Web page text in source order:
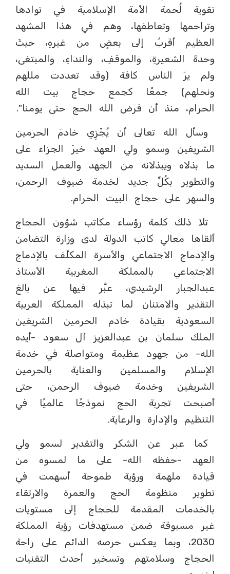
تقوية لُحمة الأمة الإسلامية في توادها
وتراحمها وتعاطفها، وهم في هذا المشهد
العظيم أقربُ إلى بعضٍ من غيرهِ، حيثَ
وحدةَ الشعيرةِ، والموقفِ، والنداءِ، والمبتغى،
ولم يرَ الناس كافة (وقد تعددت مللهم
ونحلهم) جمعًا كجمع حجاج بيت الله
الحرام، منذ أن فرض الله الحج حتى يومنا".
وسأل الله تعالى أن يُجْزِي خادمَ الحرمين
الشريفين وسمو ولي العهد خيرَ الجزاء على
ما بذلاه ويبذلانه من الجهد والعمل السديد
والتطوير بكُلِّ جديد لخدمة ضيوف الرحمن،
والسهر على حجاج البيت الحرام.
تلا ذلك كلمة رؤساء مكاتب شؤون الحجاج
ألقاها معالي كاتب الدولة لدى وزارة التضامن
والإدماج الاجتماعي والأسرة المكلَّف بالإدماج
الاجتماعي بالمملكة المغربية الأستاذ
عبدالجبار الرشيدي، عبَّر فيها عن بالغ
التقدير والامتنان لما تبذله المملكة العربية
السعودية بقيادة خادم الحرمين الشريفين
الملك سلمان بن عبدالعزيز آل سعود -أيده
الله- من جهود عظيمة ومتواصلة في خدمة
الإسلام والمسلمين والعناية بالحرمين
الشريفين وخدمة ضيوف الرحمن، حتى
أصبحت تجربة الحج نموذجًا عالميًا في
التنظيم والإدارة والرعاية.
كما عبر عن الشكر والتقدير لسمو ولي
العهد -حفظه الله- على ما لمسوه من
قيادة ملهمة ورؤية طموحة أسهمت في
تطوير منظومة الحج والعمرة والارتقاء
بالخدمات المقدمة للحجاج إلى مستويات
غير مسبوقة ضمن مستهدفات رؤية المملكة
2030، وبما يعكس حرصه الدائم على راحة
الحجاج وسلامتهم وتسخير أحدث التقنيات